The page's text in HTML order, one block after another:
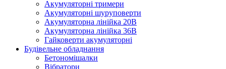
Акумуляторні тримери
Акумуляторні шуруповерти
Акумуляторна лінійка 20В
Акумуляторна лінійка 36В
Гайковерти акумуляторні
Будівельне обладнання
Бетономішалки
Вібратори